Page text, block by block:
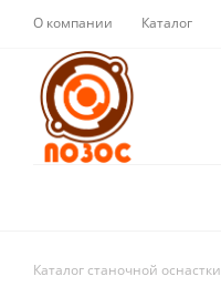
О компании Каталог
Каталог станочной оснастки